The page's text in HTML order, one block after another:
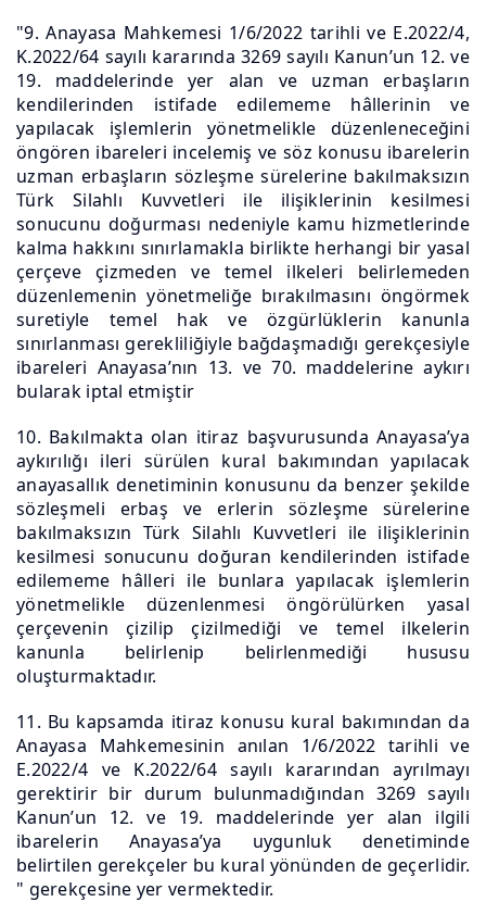
"9. Anayasa Mahkemesi 1/6/2022 tarihli ve E.2022/4,
K.2022/64 sayılı kararında 3269 sayılı Kanun’un 12. ve
19. maddelerinde yer alan ve uzman erbaşların
kendilerinden istifade edilememe hâllerinin ve
yapılacak işlemlerin yönetmelikle düzenleneceğini
öngören ibareleri incelemiş ve söz konusu ibarelerin
uzman erbaşların sözleşme sürelerine bakılmaksızın
Türk Silahlı Kuvvetleri ile ilişiklerinin kesilmesi
sonucunu doğurması nedeniyle kamu hizmetlerinde
kalma hakkını sınırlamakla birlikte herhangi bir yasal
çerçeve çizmeden ve temel ilkeleri belirlemeden
düzenlemenin yönetmeliğe bırakılmasını öngörmek
suretiyle temel hak ve özgürlüklerin kanunla
sınırlanması gerekliliğiyle bağdaşmadığı gerekçesiyle
ibareleri Anayasa’nın 13. ve 70. maddelerine aykırı
bularak iptal etmiştir
10. Bakılmakta olan itiraz başvurusunda Anayasa’ya
aykırılığı ileri sürülen kural bakımından yapılacak
anayasallık denetiminin konusunu da benzer şekilde
sözleşmeli erbaş ve erlerin sözleşme sürelerine
bakılmaksızın Türk Silahlı Kuvvetleri ile ilişiklerinin
kesilmesi sonucunu doğuran kendilerinden istifade
edilememe hâlleri ile bunlara yapılacak işlemlerin
yönetmelikle düzenlenmesi öngörülürken yasal
çerçevenin çizilip çizilmediği ve temel ilkelerin
kanunla belirlenip belirlenmediği hususu
oluşturmaktadır.
11. Bu kapsamda itiraz konusu kural bakımından da
Anayasa Mahkemesinin anılan 1/6/2022 tarihli ve
E.2022/4 ve K.2022/64 sayılı kararından ayrılmayı
gerektirir bir durum bulunmadığından 3269 sayılı
Kanun’un 12. ve 19. maddelerinde yer alan ilgili
ibarelerin Anayasa’ya uygunluk denetiminde
belirtilen gerekçeler bu kural yönünden de geçerlidir.
" gerekçesine yer vermektedir.